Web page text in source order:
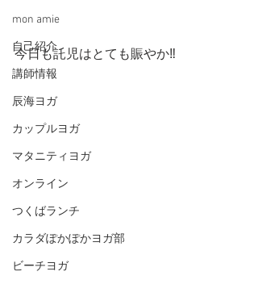
mon amie
自己紹介
講師情報
辰海ヨガ
カップルヨガ
マタニティヨガ
オンライン
つくばランチ
カラダぽかぽかヨガ部
ビーチヨガ
今日も託児はとても賑やか‼︎